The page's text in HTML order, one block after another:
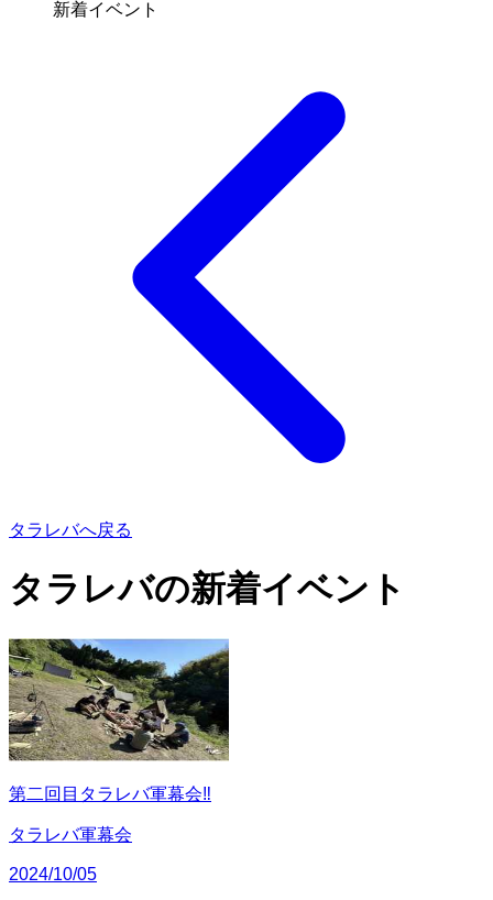
新着イベント
タラレバへ戻る
タラレバの新着イベント
第二回目タラレバ軍幕会‼️
タラレバ軍幕会
2024/10/05